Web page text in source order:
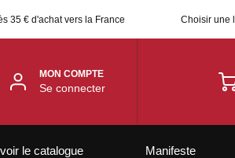
35 € d'achat vers la France Choisir une
MON COMPTE
Se connecter
le catalogue Manifeste